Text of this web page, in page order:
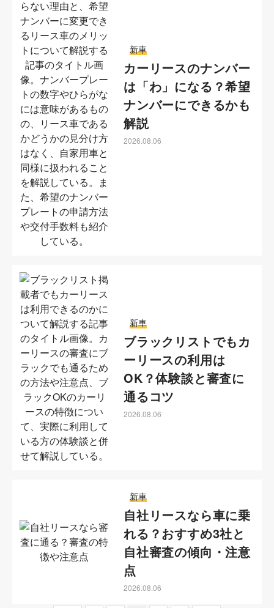
新車
カーリースのナンバー
は「わ」になる？希望
ナンバーにできるかも
解説
2026.08.06
新車
ブラックリストでもカ
ーリースの利用は
OK？体験談と審査に
通るコツ
2026.08.06
新車
自社リースなら車に乗
れる？おすすめ3社と
自社審査の傾向・注意
点
2026.08.06